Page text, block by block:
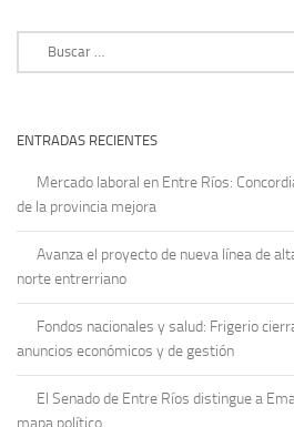
ENTRADAS RECIENTES
Mercado laboral en Entre Ríos:
de la provincia mejora
Avanza el proyecto de nueva línea de
norte entrerriano
Fondos nacionales y salud: Frigerio
anuncios económicos y de gestión
El Senado de Entre Ríos distingue a
mapa político